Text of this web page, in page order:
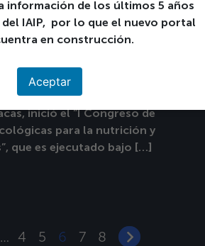
información de los últimos 5 años
IAIP, por lo que el nuevo portal
en construcción.
Aceptar
CSC realizan el primer
alternativas agroecológicas
agrícola
02/2022
de la Viceministra de Agricultura
inició el “I Congreso de
para la nutrición y
que es ejecutado bajo […]
… 4 5 6 7 8